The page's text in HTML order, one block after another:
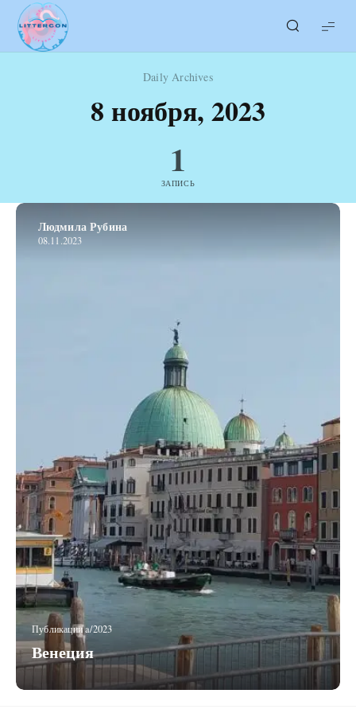
LITTERcon
Daily Archives
8 ноября, 2023
1
ЗАПИСЬ
Публикации a/2023
Венеция
Людмила Рубина
08.11.2023